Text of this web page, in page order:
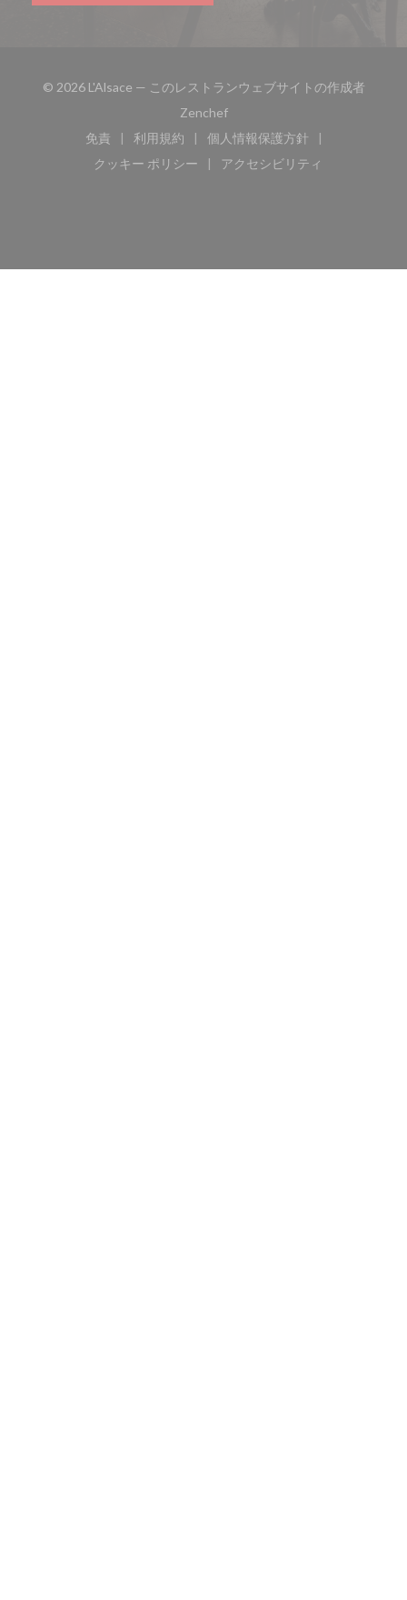
© 2026 L'Alsace — このレストランウェブサイトの作成者
Zenchef((新しいウィンドウで開きます))
免責
((新しいウィンドウで開きます))
利用規約
((新しいウィンドウで開きます))
個人情報保護方針
((新しいウィンドウで開
クッキー ポリシー
((新しいウィンドウで開きます))
アクセシビリティ
((新しいウィンドウで